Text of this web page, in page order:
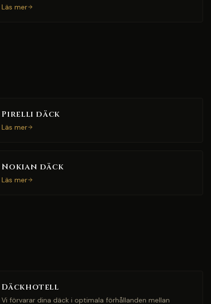
Läs mer
Pirelli däck
Läs mer
Nokian däck
Läs mer
Däckhotell
Vi förvarar dina däck i optimala förhållanden mellan